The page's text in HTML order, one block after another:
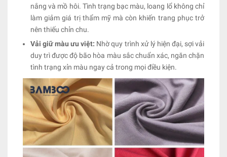
nắng và mồ hôi. Tình trạng bạc màu, loang lổ không chỉ
làm giảm giá trị thẩm mỹ mà còn khiến trang phục trở
nên thiếu chỉn chu.
Vải giữ màu ưu việt: Nhờ quy trình xử lý hiện đại, sợi vải
duy trì được độ bão hòa màu sắc chuẩn xác, ngăn chặn
tình trạng xỉn màu ngay cả trong mọi điều kiện.